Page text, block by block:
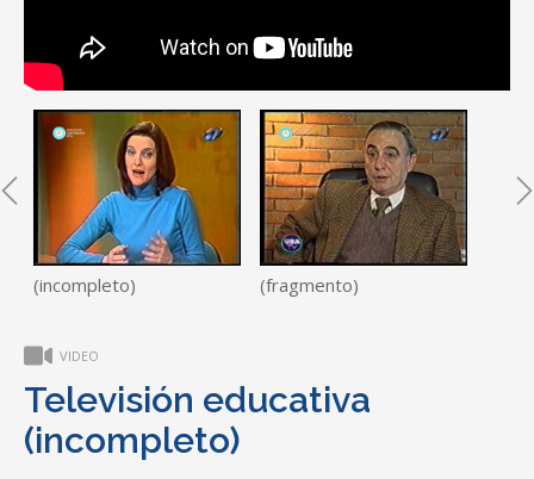
(incompleto) (fragmento)
VIDEO
Televisión educativa
(incompleto)